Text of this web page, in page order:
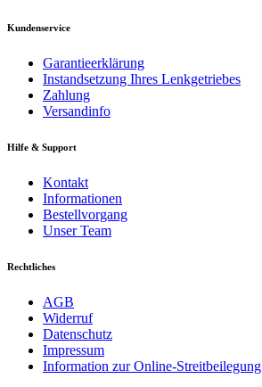
Kundenservice
Garantieerklärung
Instandsetzung Ihres Lenkgetriebes
Zahlung
Versandinfo
Hilfe & Support
Kontakt
Informationen
Bestellvorgang
Unser Team
Rechtliches
AGB
Widerruf
Datenschutz
Impressum
Information zur Online-Streitbeilegung